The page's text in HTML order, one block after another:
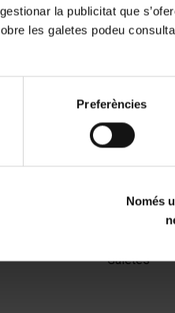
la publicitat que
les galetes podeu
Preferències
Només
Galetes